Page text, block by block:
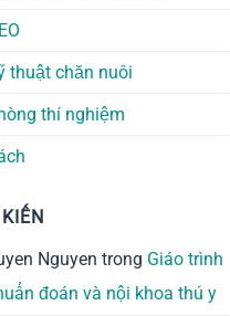
thuật chăn nuôi
thí nghiệm
Nguyen trong Giáo trình
đoán và nội khoa thú y